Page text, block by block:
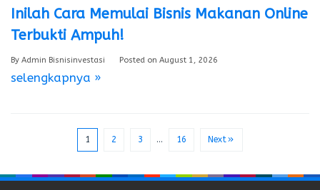
Inilah Cara Memulai Bisnis Makanan Online
Terbukti Ampuh!
By Admin Bisnisinvestasi Posted on August 1, 2026
selengkapnya »
1 2 3 … 16 Next